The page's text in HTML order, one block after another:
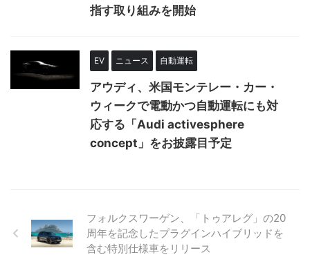
指す取り組みを開始
EV ニュース 自動運転
アウディ、米国モンテレー・カー・
ウィークで電動かつ自動運転にも対
応する「Audi activesphere
concept」をお披露目予定
フォルクスワーゲン、「トゥアレグ」の20
周年を記念したプラグインハイブリッドを
含む特別仕様車をリリース